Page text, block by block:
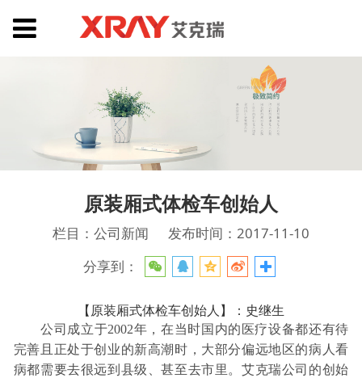
原装厢式体检车创始人
栏目：公司新闻
发布时间：2017-11-10
分享到：
【原装厢式体检车创始人】：史继生
公司成立于2002年，在当时国内的医疗设备都还有待
完善且正处于创业的新高潮时，大部分偏远地区的病人看
病都需要去很远到县级、甚至去市里。艾克瑞公司的创始